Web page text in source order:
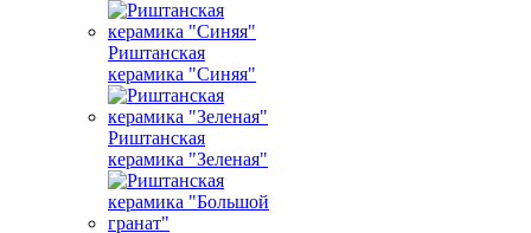
Риштанская
керамика "Синяя"
Риштанская
керамика "Зеленая"